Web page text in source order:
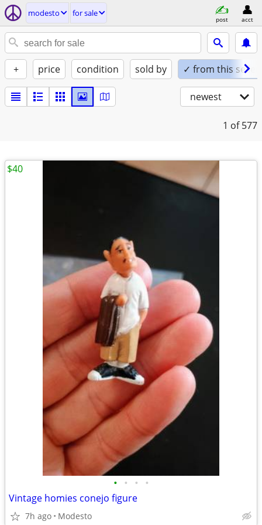
modesto for sale
post acct
+ price condition sold by ✓ from this seller
newest
1 of 577
• • • •
Vintage homies conejo figure
7h ago Modesto
$40